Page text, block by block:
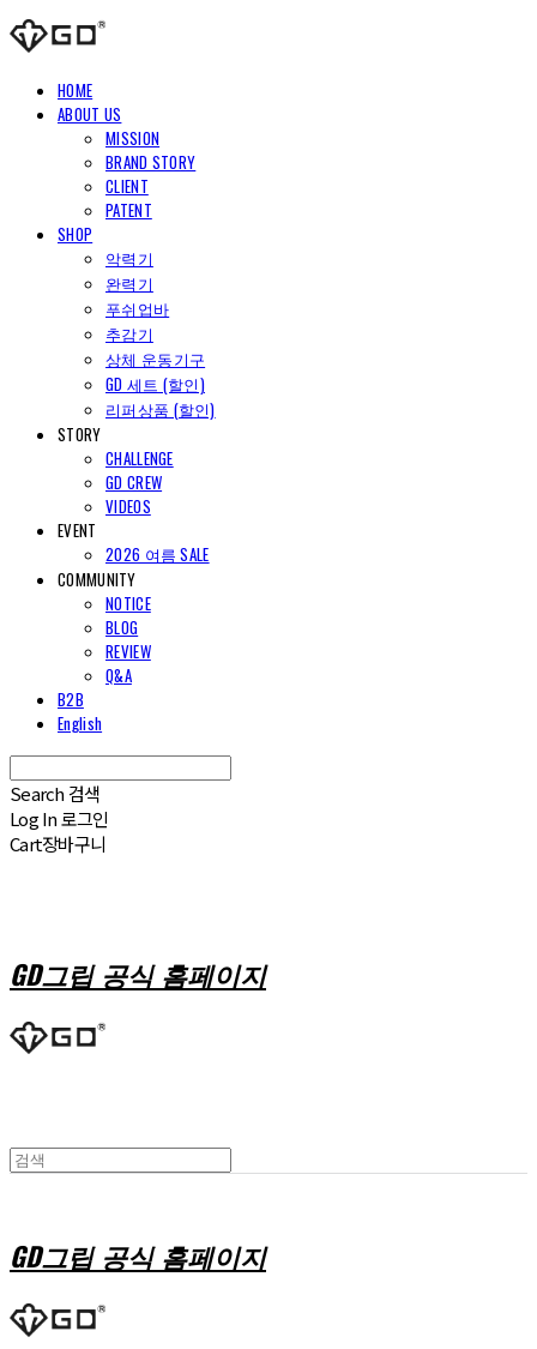
HOME
ABOUT US
MISSION
BRAND STORY
CLIENT
PATENT
SHOP
악력기
완력기
푸쉬업바
추감기
상체 운동기구
GD 세트 (할인)
리퍼상품 (할인)
STORY
CHALLENGE
GD CREW
VIDEOS
EVENT
2026 여름 SALE
COMMUNITY
NOTICE
BLOG
REVIEW
Q&A
B2B
English
Search 검색
Log In로그인
Cart장바구니
GD그립 공식 홈페이지
GD그립 공식 홈페이지